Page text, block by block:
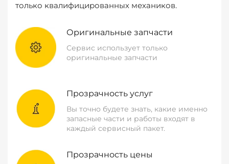
только квалифицированных механиков.
Оригинальные запчасти
Сервис использует только
оригинальные запчасти
Прозрачность услуг
Вы точно будете знать, какие именно
запасные части и работы входят в
каждый сервисный пакет.
Прозрачность цены